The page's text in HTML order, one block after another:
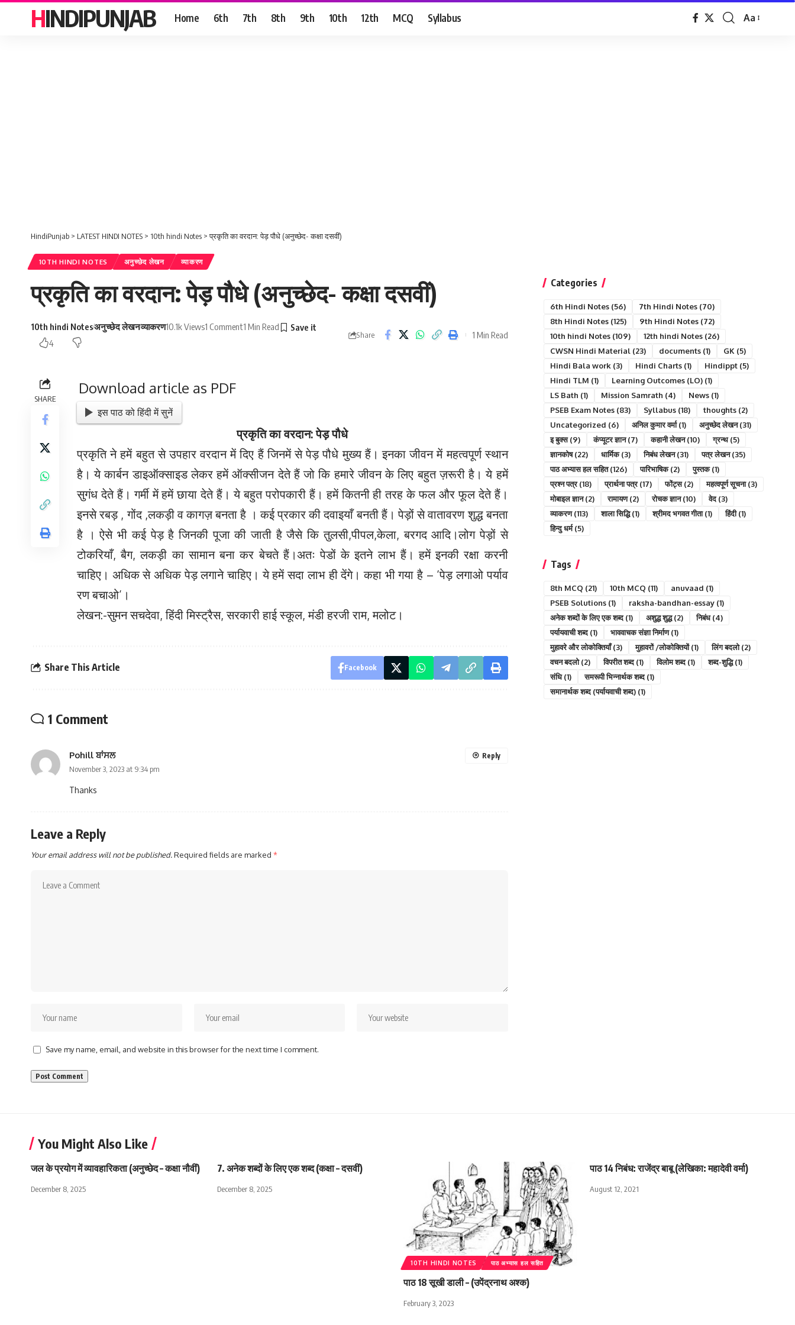
HINDIPUNJAB Home 6th 7th 8th 9th 10th 12th MCQ Syllabus
Font
Aa
HindiPunjab > LATEST HINDI NOTES > 10th hindi Notes >प्रकृति का वरदान: पेड़ पौधे (अनुच्छेद- कक्षा दसवीं)
10TH HINDI NOTES अनुच्छेद लेखन व्याकरण
प्रकृति का वरदान: पेड़ पौधे (अनुच्छेद- कक्षा दसवीं)
10th hindi Notesअनुच्छेद लेखनव्याकरण10.1k Views1 Comment1 Min Read
4
Share 1 Min Read
SHARE
Download article as PDF
इस पाठ को हिंदी में सुनें
प्रकृति का वरदान: पेड़ पौधे
प्रकृति ने हमें बहुत से उपहार वरदान में दिए हैं जिनमें से पेड़ पौधे मुख्य हैं। इनका जीवन में महत्वपूर्ण स्थान
है। ये कार्बन डाइऑक्साइड लेकर हमें ऑक्सीजन देते हैं जो कि हमारे जीवन के लिए बहुत ज़रूरी है। ये हमें
सुगंध देते हैं। गर्मी में हमें छाया देते हैं। ये बहुत परोपकारी हैं। हमें कितनी ही तरह के फल और फूल देते हैं।
इनसे रबड़ , गोंद ,लकड़ी व कागज़ बनता है । कई प्रकार की दवाइयाँ बनती हैं। पेड़ों से वातावरण शुद्ध बनता
है । ऐसे भी कई पेड़ है जिनकी पूजा की जाती है जैसे कि तुलसी,पीपल,केला, बरगद आदि।लोग पेड़ों से
टोकरियाँ, बैग, लकड़ी का सामान बना कर बेचते हैं।अतः पेडों के इतने लाभ हैं। हमें इनकी रक्षा करनी
चाहिए। अधिक से अधिक पेड़ लगाने चाहिए। ये हमें सदा लाभ ही देंगे। कहा भी गया है – ‘पेड़ लगाओ पर्याव
रण बचाओ’।
लेखन:-सुमन सचदेवा, हिंदी मिस्ट्रैस, सरकारी हाई स्कूल, मंडी हरजी राम, मलोट।
Share This Article Facebook
1 Comment
Pohill ਬਾਂਸਲ
November 3, 2023 at 9:34 pm
Thanks
Reply
Leave a Reply
Your email address will not be published.Required fields are marked *
Save my name, email, and website in this browser for the next time I comment.
Categories
6th Hindi Notes(56) 7th Hindi Notes(70)
8th Hindi Notes(125) 9th Hindi Notes(72)
10th hindi Notes(109) 12th hindi Notes(26)
CWSN Hindi Material(23) documents(1) GK (5)
Hindi Bala work(3) Hindi Charts(1) Hindippt(5)
Hindi TLM (1) Learning Outcomes (LO)(1)
LS Bath (1) Mission Samrath (4) News(1)
PSEB Exam Notes(83) Syllabus(18) thoughts(2)
Uncategorized (6) अनिल कुमार वर्मा(1) अनुच्छेद लेखन(31)
इ बुक्स(9) कंप्यूटर ज्ञान(7) कहानी लेखन(10) ग्रन्थ(5)
ज्ञानकोष(22) धार्मिक(3) निबंध लेखन(31) पत्र लेखन(35)
पाठ अभ्यास हल सहित(126) पारिभाषिक(2) पुस्तक(1)
प्रश्न पत्र(18) प्रार्थना पत्र(17) फोंट्स(2) महत्वपूर्ण सूचना(3)
मोबाइल ज्ञान(2) रामायण(2) रोचक ज्ञान(10) वेद(3)
व्याकरण(113) शाला सिद्धि(1) श्रीमद भगवत गीता(1) हिंदी(1)
हिन्दु धर्म(5)
Tags
8th MCQ (21) 10th MCQ (11) anuvaad (1)
PSEB Solutions(1) raksha-bandhan-essay(1)
अनेक शब्दों के लिए एक शब्द(1) अशुद्ध शुद्ध(2) निबंध(4)
पर्यायवाची शब्द(1) भाववाचक संज्ञा निर्माण(1)
मुहावरे और लोकोक्तियाँ(3) मुहावरों /लोकोक्तियों(1) लिंग बदलो(2)
वचन बदलो(2) विपरीत शब्द(1) विलोम शब्द(1) शब्द-शुद्धि(1)
संधि(1) समरूपी भिन्नार्थक शब्द(1)
समानार्थक शब्द (पर्यायवाची शब्द)(1)
You Might Also Like
जल के प्रयोग में व्यावहारिकता (अनुच्छेद – कक्षा नौवीं)
December 8, 2025
7. अनेक शब्दों के लिए एक शब्द (कक्षा – दसवीं)
December 8, 2025
10TH HINDI NOTES पाठ अभ्यास हल सहित
पाठ 18 सूखी डाली – (उपेंद्रनाथ अश्क)
February 3, 2023
पाठ 14 निबंध: राजेंद्र बाबू (लेखिका: महादेवी वर्मा)
August 12, 2021